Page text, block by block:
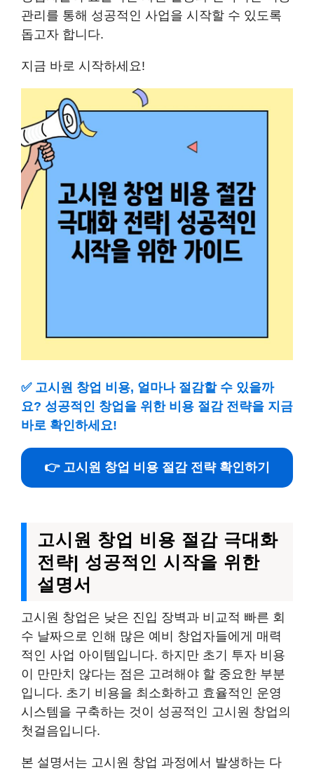
관리를 통해 성공적인 사업을 시작할 수 있도록
돕고자 합니다.
지금 바로 시작하세요!
✅ 고시원 창업 비용, 얼마나 절감할 수 있을까
요? 성공적인 창업을 위한 비용 절감 전략을 지금
바로 확인하세요!
👉 고시원 창업 비용 절감 전략 확인하기
고시원 창업 비용 절감 극대화
전략| 성공적인 시작을 위한
설명서
고시원 창업은 낮은 진입 장벽과 비교적 빠른 회
수 날짜으로 인해 많은 예비 창업자들에게 매력
적인 사업 아이템입니다. 하지만 초기 투자 비용
이 만만치 않다는 점은 고려해야 할 중요한 부분
입니다. 초기 비용을 최소화하고 효율적인 운영
시스템을 구축하는 것이 성공적인 고시원 창업의
첫걸음입니다.
본 설명서는 고시원 창업 과정에서 발생하는 다